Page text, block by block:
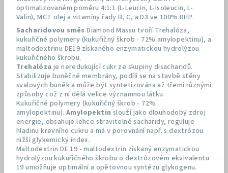
optimalizovaném poměru 4:1:1 (L-Leucin, L-Isoleucin, L-
Valin), MCT olej a vitamíny řady B, C, a D3 ve 100% RHP.
Sacharidovou směs Diamond Massu tvoří Trehalóza,
kukuřičné polymery (kukuřičný škrob - 72% amylopektinu), a
maltodextrinu DE19 získaného enzymatickou hydrolýzou
kukuřičného škrobu.
Trehalóza je neredukující cukr ze skupiny disacharidů.
Stabilizuje buněčné membrány, podílí se na stavbě stěny
svalových buněk a může být syntetizována až třemi různými
způsoby což z ní dělá velice významnou látku.
Kukuřičné polymery (kukuřičný škrob - 72%
amylopektinu).Amylopektin slouží jako dlouhodobý zdroj
energie, obsahuje lehce stravitelné sacharidy, reguluje
hladinu krevního cukru a má v porovnání např. s dextrózou
nižší glykemický index.
Maltodextrin DE 19 - maltodextrin získaný enzymatickou
hydrolýzou kukuřičného škrobu o dextrózovém ekvivalentu
19 umožňuje optimální a opětovnou syntézu glykogenu.